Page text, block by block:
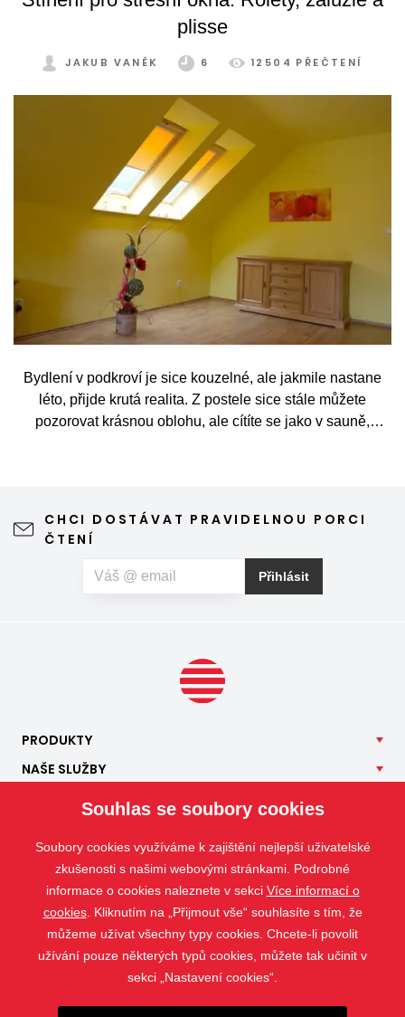
plisse
JAKUB VANĚK 6 12504 PŘEČTENÍ
Bydlení v podkroví je sice kouzelné, ale jakmile nastane
léto, přijde krutá realita. Z postele sice stále můžete
pozorovat krásnou oblohu, ale cítíte se jako v sauně,
CHCI DOSTÁVAT PRAVIDELNOU PORCI
ČTENÍ
Přihlásit
PRODUKTY
NAŠE SLUŽBY
KONTAKT
Souhlas se soubory cookies
Soubory cookies využíváme k zajištění nejlepší uživatelské
zkušenosti s našimi webovými stránkami. Podrobné
informace o cookies naleznete v sekci Více informací o
cookies. Kliknutím na „Přijmout vše“ souhlasíte s tím, že
můžeme užívat všechny typy cookies. Chcete-li povolit
užívání pouze některých typů cookies, můžete tak učinit v
sekci „Nastavení cookies“.